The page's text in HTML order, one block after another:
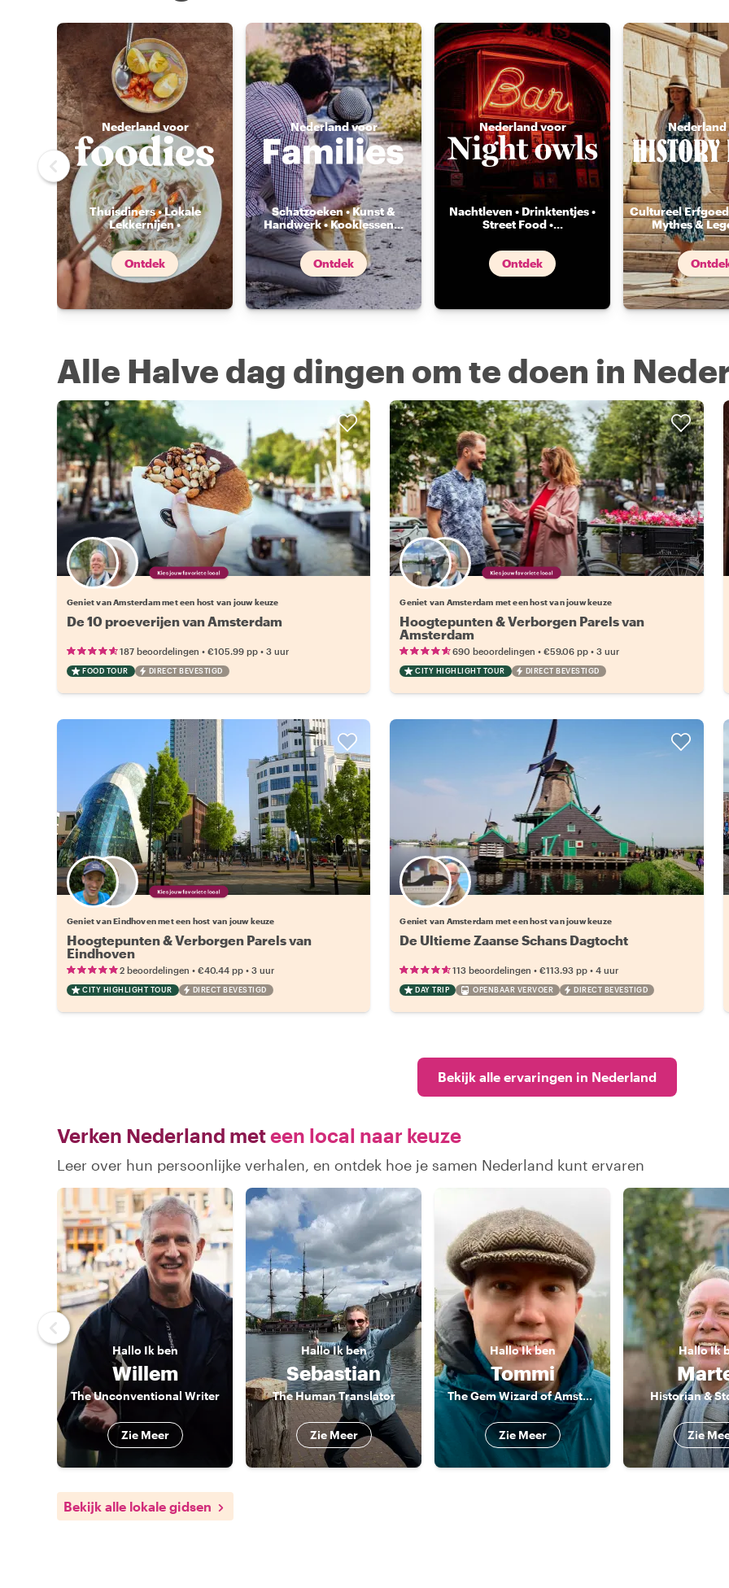
Nederland voor
Thuisdiners • Lokale
Lekkernijen •
Voedselmarkten...
Ontdek
Nederland voor
Schatzoeken • Kunst &
Handwerk • Kooklessen...
Ontdek
Nederland voor
Nachtleven • Drinktentjes •
Street Food •...
Ontdek
Nederland
Cultureel Erfgoed
Mythes &
Alle Halve dag dingen om te doen in
Kies jouw favoriete local
Geniet van Amsterdam met een host van jouw keuze
De 10 proeverijen van Amsterdam
187 beoordelingen • €105.99 pp • 3 uur
FOOD TOUR DIRECT BEVESTIGD
Kies jouw favoriete local
Geniet van Amsterdam met een host van jouw keuze
Hoogtepunten & Verborgen Parels van
Amsterdam
690 beoordelingen •€59.06 pp •3 uur
CITY HIGHLIGHT TOUR DIRECT BEVESTIGD
Kies jouw favoriete local
Geniet van Eindhoven met een host van jouw keuze
Hoogtepunten & Verborgen Parels van
Eindhoven
2 beoordelingen • €40.44 pp • 3 uur
CITY HIGHLIGHT TOUR DIRECT BEVESTIGD
Kies jouw favoriete local
Geniet van Amsterdam met een host van jouw keuze
De Ultieme Zaanse Schans Dagtocht
113 beoordelingen •€113.93 pp •4 uur
DAY TRIP OPENBAAR VERVOER DIRECT BEVESTIGD
Bekijk alle ervaringen in Nederland
Verken Nederland meteen local naar keuze
Leer over hun persoonlijke verhalen, en ontdek hoe je samen Nederland kunt ervaren
Hallo Ik ben
Willem
The Unconventional Writer
Zie Meer
HalloIk ben
Sebastian
The Human Translator
Zie Meer
HalloIk ben
Tommi
The Gem Wizard of Amsterdam
Zie Meer
HalloIk
Historian &
Zie
Bekijk alle lokale gidsen